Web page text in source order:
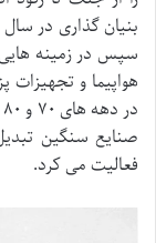
سپس در زمینه هایی
هواپیما و
صنایع سنگین
فعالیت می کرد.